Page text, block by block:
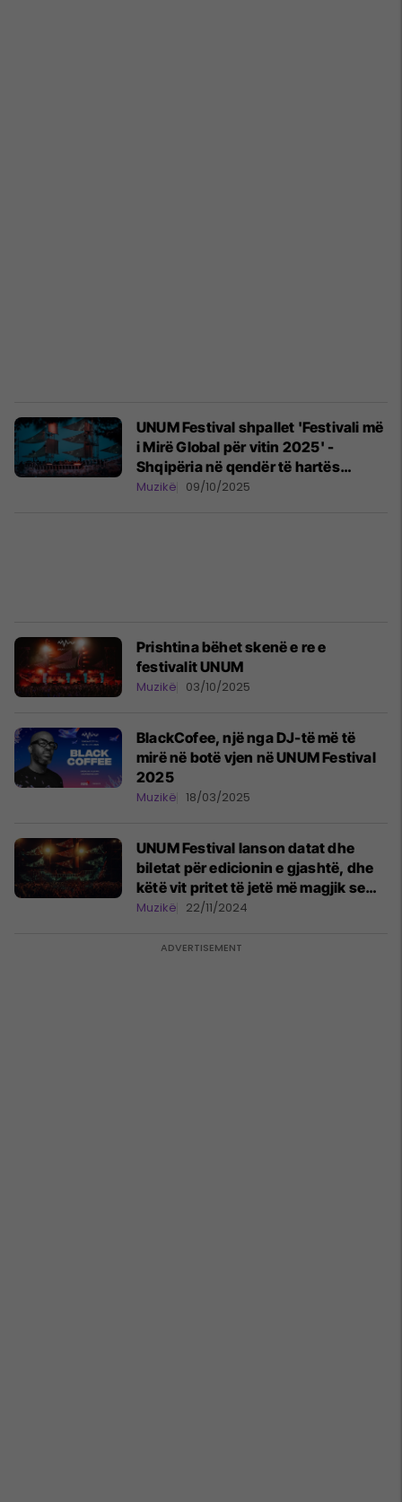
UNUM Festival shpallet 'Festivali më
i Mirë Global për vitin 2025' -
Shqipëria në qendër të hartës
botërore të muzikës elektronike
Muzikë 09/10/2025
Prishtina bëhet skenë e re e
festivalit UNUM
Muzikë 03/10/2025
BlackCofee, një nga DJ-të më të
mirë në botë vjen në UNUM Festival
2025
Muzikë 18/03/2025
UNUM Festival lanson datat dhe
biletat për edicionin e gjashtë, dhe
këtë vit pritet të jetë më magjik se
kurrë!
Muzikë 22/11/2024